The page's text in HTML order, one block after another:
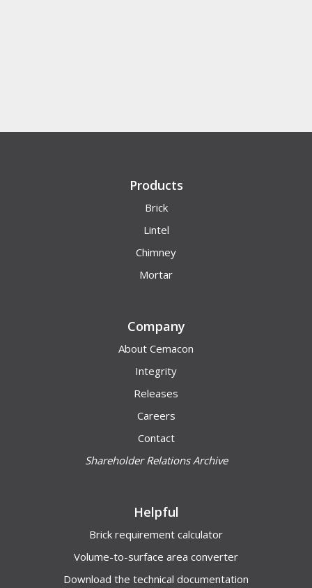
Products
Brick
Lintel
Chimney
Mortar
Company
About Cemacon
Integrity
Releases
Careers
Contact
Shareholder Relations Archive
Helpful
Brick requirement calculator
Volume-to-surface area converter
Download the technical documentation